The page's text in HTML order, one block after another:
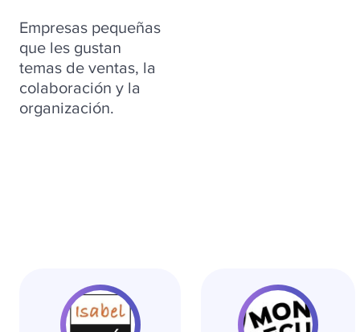
Empresas pequeñas
que les gustan
temas de ventas, la
colaboración y la
organización.